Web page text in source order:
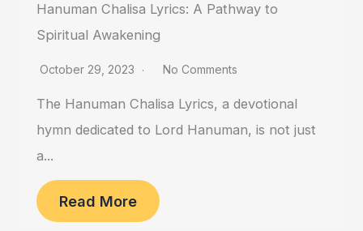
Hanuman Chalisa Lyrics: A Pathway to
Spiritual Awakening
October 29, 2023 No Comments
The Hanuman Chalisa Lyrics, a devotional
hymn dedicated to Lord Hanuman, is not just
a...
Read More